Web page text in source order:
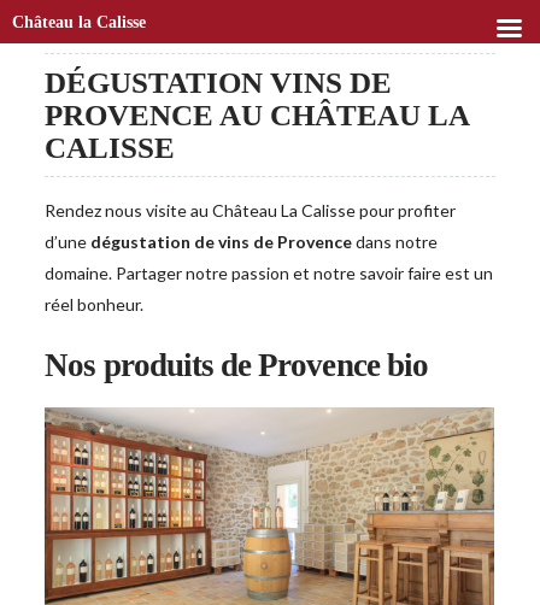
DÉGUSTATION VINS DE
PROVENCE AU CHÂTEAU LA
CALISSE
Rendez nous visite au Château La Calisse pour profiter
d’une dégustation de vins de Provencedans notre
domaine. Partager notre passion et notre savoir faire est un
réel bonheur.
Nos produits de Provence bio
Château la Calisse